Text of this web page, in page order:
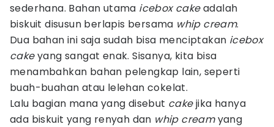
sederhana. Bahan utama icebox cakeadalah
biskuit disusun berlapis bersama whip cream.
Dua bahan ini saja sudah bisa menciptakan icebox
cakeyang sangat enak. Sisanya, kita bisa
menambahkan bahan pelengkap lain, seperti
buah-buahan atau lelehan cokelat.
Lalu bagian mana yang disebut cakejika hanya
ada biskuit yang renyah dan whip creamyang